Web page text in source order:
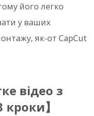
його легко
у ваших
як-от CapCut
відео з
】